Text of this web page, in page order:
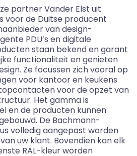
partner Vander Elst uit
voor de Duitse producent
van design-
PDU’s en digitale
staan bekend en garant
functionaliteit en genieten
Ze focussen zich vooral op
voor kantoor en keukens
voor de opzet van
Het gamma is
en de producten kunnen
De Bachmann-
volledig aangepast worden
uw klant. Bovendien kan elk
RAL-kleur worden